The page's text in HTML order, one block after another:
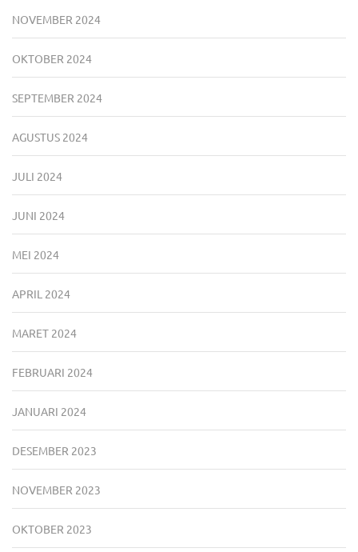
NOVEMBER 2024
OKTOBER 2024
SEPTEMBER 2024
AGUSTUS 2024
JULI 2024
JUNI 2024
MEI 2024
APRIL 2024
MARET 2024
FEBRUARI 2024
JANUARI 2024
DESEMBER 2023
NOVEMBER 2023
OKTOBER 2023